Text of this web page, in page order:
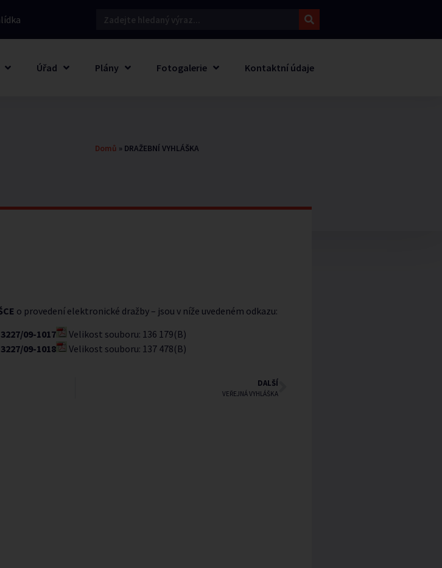
Úřad Plány Fotogalerie Kontaktní údaje
Domů » DRAŽEBNÍ VYHLÁŠKA
o provedení elektronické dražby – jsou v níže uvedeném odkazu:
09-1017
Velikost souboru: 136 179(B)
09-1018
Velikost souboru: 137 478(B)
DALŠÍ
VEŘEJNÁ VYHLÁŠKA